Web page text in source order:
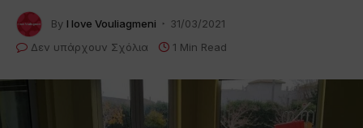
By I love Vouliagmeni
31/03/2021
Δεν υπάρχουν Σχόλια
1 Min Read